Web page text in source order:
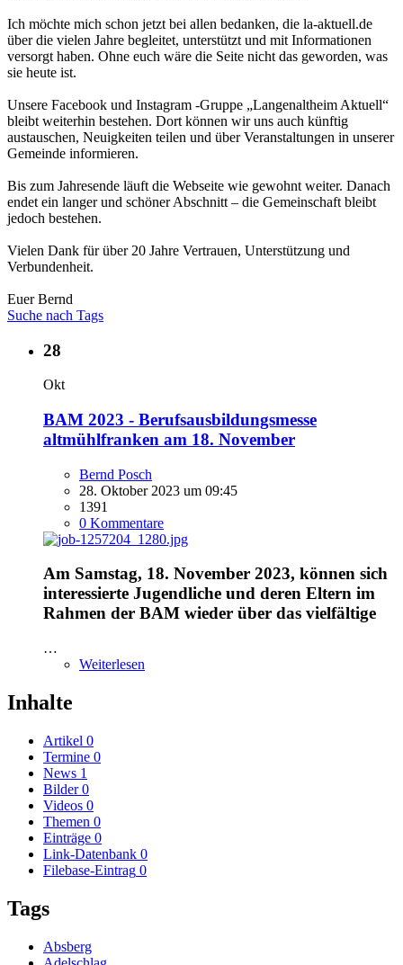
Ich möchte mich schon jetzt bei allen bedanken, die la-aktuell.de
über die vielen Jahre begleitet, unterstützt und mit Informationen
versorgt haben. Ohne euch wäre die Seite nicht das geworden, was
sie heute ist.
Unsere Facebook und Instagram -Gruppe „Langenaltheim Aktuell“
bleibt weiterhin bestehen. Dort können wir uns auch künftig
austauschen, Neuigkeiten teilen und über Veranstaltungen in unserer
Gemeinde informieren.
Bis zum Jahresende läuft die Webseite wie gewohnt weiter. Danach
endet ein langer und schöner Abschnitt – die Gemeinschaft bleibt
jedoch bestehen.
Vielen Dank für über 20 Jahre Vertrauen, Unterstützung und
Verbundenheit.
Euer Bernd
Suche nach Tags
28
Okt
BAM 2023 - Berufsausbildungsmesse
altmühlfranken am 18. November
Bernd Posch
28. Oktober 2023 um 09:45
1391
0 Kommentare
Am Samstag, 18. November 2023, können sich
interessierte Jugendliche und deren Eltern im
Rahmen der BAM wieder über das vielfältige
…
Weiterlesen
Inhalte
Artikel 0
Termine 0
News 1
Bilder 0
Videos 0
Themen 0
Einträge 0
Link-Datenbank 0
Filebase-Eintrag 0
Tags
Absberg